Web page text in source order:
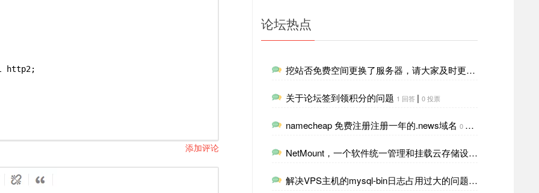
http2;
添加评论
论坛热点
挖站否免费空间更换了服务器，请大家及时更新一下DNS解析
关于论坛签到领积分的问题 1 回答 | 0 投票
namecheap 免费注册注册一年的.news域名 0 回答
NetMount，一个软件统一管理和挂载云存储设施，像本地磁盘一样管理
解决VPS主机的mysql-bin日志占用过大的问题0 回答